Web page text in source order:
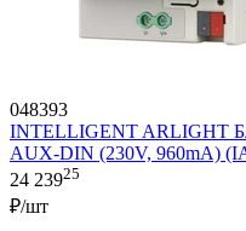
048393
INTELLIGENT ARLIGHT
AUX-DIN (230V, 960mA)
24 23925
₽/шт